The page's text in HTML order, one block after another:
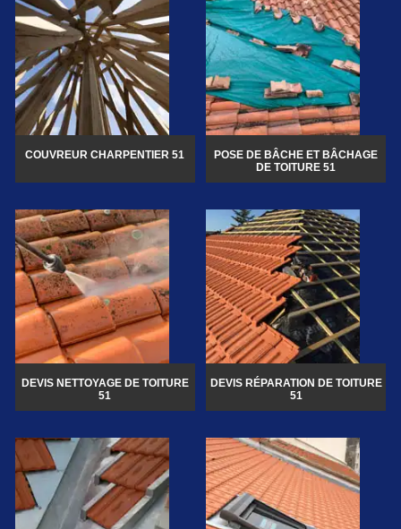
COUVREUR CHARPENTIER 51
POSE DE BÂCHE ET BÂCHAGE
DE TOITURE 51
DEVIS NETTOYAGE DE TOITURE
51
DEVIS RÉPARATION DE TOITURE
51